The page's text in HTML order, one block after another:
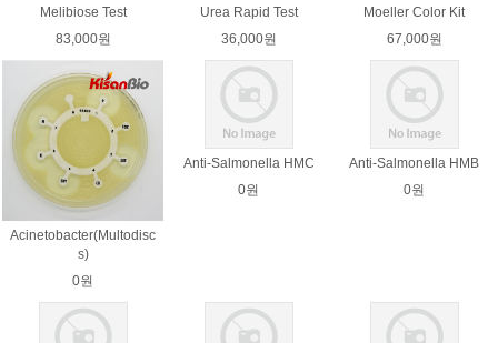
Melibiose Test
83,000원
Urea Rapid Test
36,000원
Moeller Color Kit
67,000원
Acinetobacter(Multodisc
s)
0원
Anti-Salmonella HMC
0원
Anti-Salmonella HMB
0원